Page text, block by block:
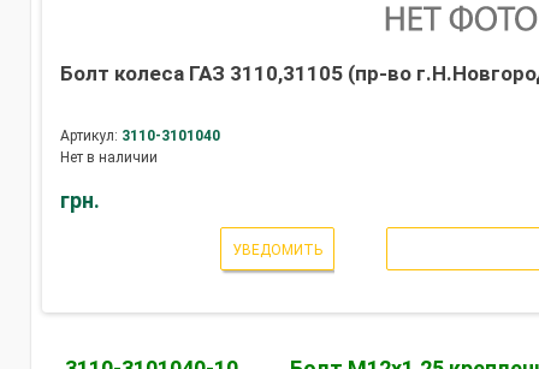
Болт колеса ГАЗ 3110,31105 (пр-во
Артикул: 3110-3101040
Нет в наличии
грн.
УВЕДОМИТЬ